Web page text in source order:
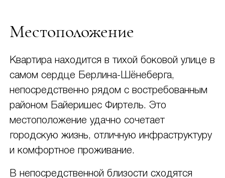
Местоположение
Квартира находится в тихой боковой улице в
самом сердце Берлина-Шёнеберга,
непосредственно рядом с востребованным
районом Байеришес Фиртель. Это
местоположение удачно сочетает
городскую жизнь, отличную инфраструктуру
и комфортное проживание.
В непосредственной близости сходятся